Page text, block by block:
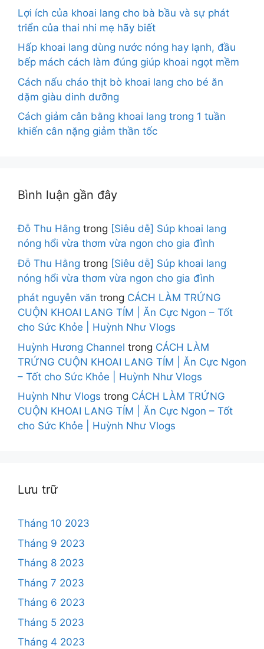
Lợi ích của khoai lang cho bà bầu và sự phát
triển của thai nhi mẹ hãy biết
Hấp khoai lang dùng nước nóng hay lạnh, đầu
bếp mách cách làm đúng giúp khoai ngọt mềm
Cách nấu cháo thịt bò khoai lang cho bé ăn
dặm giàu dinh dưỡng
Cách giảm cân bằng khoai lang trong 1 tuần
khiến cân nặng giảm thần tốc
Bình luận gần đây
Đỗ Thu Hằng trong [Siêu dễ] Súp khoai lang
nóng hổi vừa thơm vừa ngon cho gia đình
Đỗ Thu Hằng trong [Siêu dễ] Súp khoai lang
nóng hổi vừa thơm vừa ngon cho gia đình
phát nguyễn văn trong CÁCH LÀM TRỨNG
CUỘN KHOAI LANG TÍM | Ăn Cực Ngon – Tốt
cho Sức Khỏe | Huỳnh Như Vlogs
Huỳnh Hương Channel trong CÁCH LÀM
TRỨNG CUỘN KHOAI LANG TÍM | Ăn Cực Ngon
– Tốt cho Sức Khỏe | Huỳnh Như Vlogs
Huỳnh Như Vlogs trong CÁCH LÀM TRỨNG
CUỘN KHOAI LANG TÍM | Ăn Cực Ngon – Tốt
cho Sức Khỏe | Huỳnh Như Vlogs
Lưu trữ
Tháng 10 2023
Tháng 9 2023
Tháng 8 2023
Tháng 7 2023
Tháng 6 2023
Tháng 5 2023
Tháng 4 2023